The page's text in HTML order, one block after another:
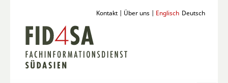
Deutsch
Englisch
Kontakt | Über uns |